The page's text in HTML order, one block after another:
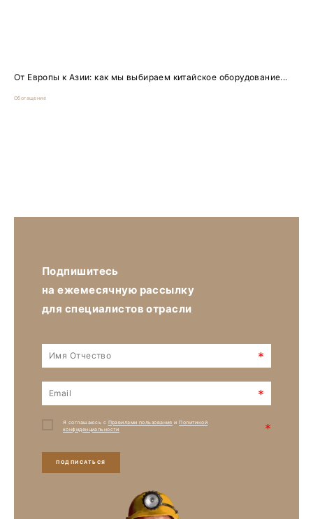
От Европы к Азии: как мы выбираем китайское оборудование...
Обогащение
Подпишитесь
на ежемесячную рассылку
для специалистов отрасли
*
*
Я соглашаюсь с Правилами пользования иПолитикой
конфиденциальности
*
ПОДПИСАТЬСЯ